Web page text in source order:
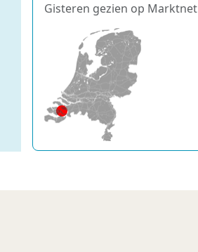
Gisteren gezien op Marktnet